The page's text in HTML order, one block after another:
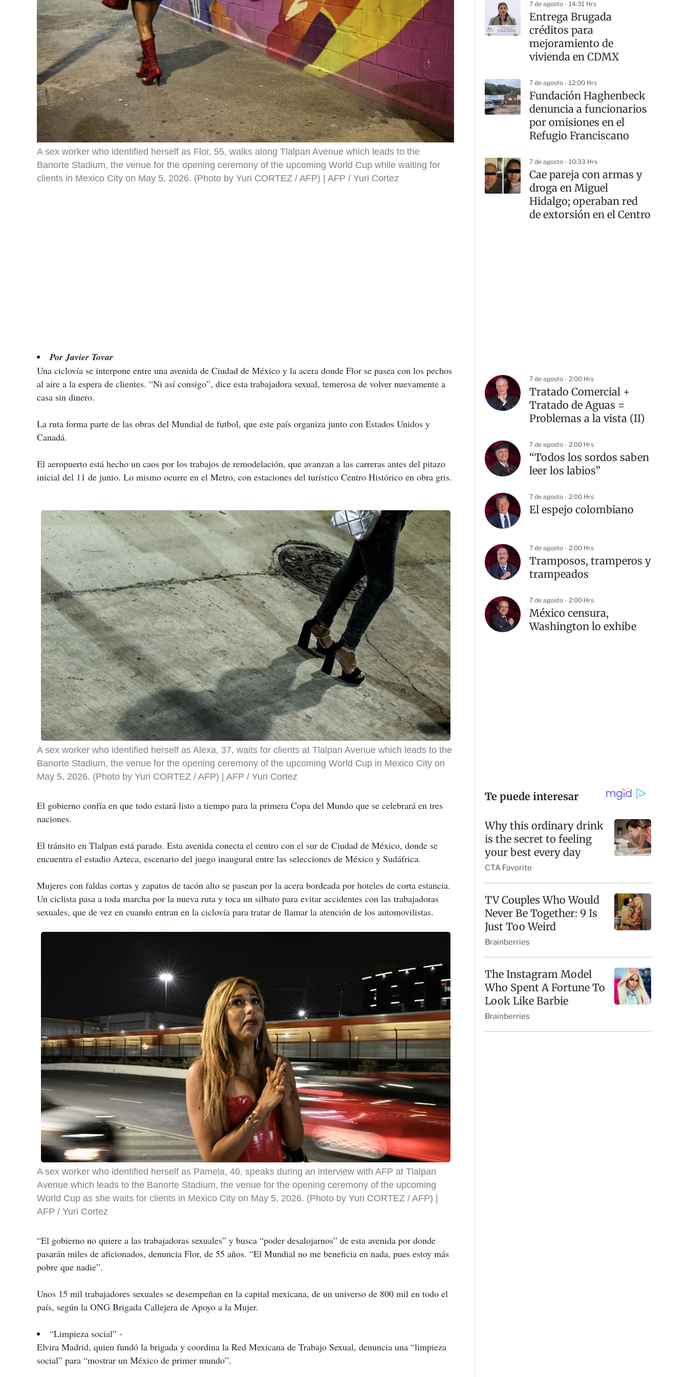
A sex worker who identified herself as Flor, 55, walks along Tlalpan Avenue which leads to the
Banorte Stadium, the venue for the opening ceremony of the upcoming World Cup while waiting for
clients in Mexico City on May 5, 2026. (Photo by Yuri CORTEZ / AFP)
AFP / Yuri Cortez
Por Javier Tovar
Una ciclovía se interpone entre una avenida de Ciudad de México y la acera donde Flor se pasea con los pechos
al aire a la espera de clientes. “Ni así consigo”, dice esta trabajadora sexual, temerosa de volver nuevamente a
casa sin dinero.
La ruta forma parte de las obras del Mundial de futbol, que este país organiza junto con Estados Unidos y
Canadá.
El aeropuerto está hecho un caos por los trabajos de remodelación, que avanzan a las carreras antes del pitazo
inicial del 11 de junio. Lo mismo ocurre en el Metro, con estaciones del turístico Centro Histórico en obra gris.
A sex worker who identified herself as Alexa, 37, waits for clients at Tlalpan Avenue which leads to the
Banorte Stadium, the venue for the opening ceremony of the upcoming World Cup in Mexico City on
May 5, 2026. (Photo by Yuri CORTEZ / AFP)
AFP / Yuri Cortez
El gobierno confía en que todo estará listo a tiempo para la primera Copa del Mundo que se celebrará en tres
naciones.
El tránsito en Tlalpan está parado. Esta avenida conecta el centro con el sur de Ciudad de México, donde se
encuentra el estadio Azteca, escenario del juego inaugural entre las selecciones de México y Sudáfrica.
Mujeres con faldas cortas y zapatos de tacón alto se pasean por la acera bordeada por hoteles de corta estancia.
Un ciclista pasa a toda marcha por la nueva ruta y toca un silbato para evitar accidentes con las trabajadoras
sexuales, que de vez en cuando entran en la ciclovía para tratar de llamar la atención de los automovilistas.
A sex worker who identified herself as Pamela, 40, speaks during an interview with AFP at Tlalpan
Avenue which leads to the Banorte Stadium, the venue for the opening ceremony of the upcoming
World Cup as she waits for clients in Mexico City on May 5, 2026. (Photo by Yuri CORTEZ / AFP)
AFP / Yuri Cortez
“El gobierno no quiere a las trabajadoras sexuales” y busca “poder desalojarnos” de esta avenida por donde
pasarán miles de aficionados, denuncia Flor, de 55 años. “El Mundial no me beneficia en nada, pues estoy más
pobre que nadie”.
Unos 15 mil trabajadores sexuales se desempeñan en la capital mexicana, de un universo de 800 mil en todo el
país, según la ONG Brigada Callejera de Apoyo a la Mujer.
“Limpieza social” -
Elvira Madrid, quien fundó la brigada y coordina la Red Mexicana de Trabajo Sexual, denuncia una “limpieza
social” para “mostrar un México de primer mundo”.
7 de agosto - 14:31 Hrs
Entrega Brugada
créditos para
mejoramiento de
vivienda en CDMX
7 de agosto - 12:00 Hrs
Fundación Haghenbeck
denuncia a funcionarios
por omisiones en el
Refugio Franciscano
7 de agosto - 10:33 Hrs
Cae pareja con armas y
droga en Miguel
Hidalgo; operaban red
de extorsión en el Centro
7 de agosto - 2:00 Hrs
Tratado Comercial +
Tratado de Aguas =
Problemas a la vista (II)
7 de agosto - 2:00 Hrs
“Todos los sordos saben
leer los labios”
7 de agosto - 2:00 Hrs
El espejo colombiano
7 de agosto - 2:00 Hrs
Tramposos, tramperos y
trampeados
7 de agosto - 2:00 Hrs
México censura,
Washington lo exhibe